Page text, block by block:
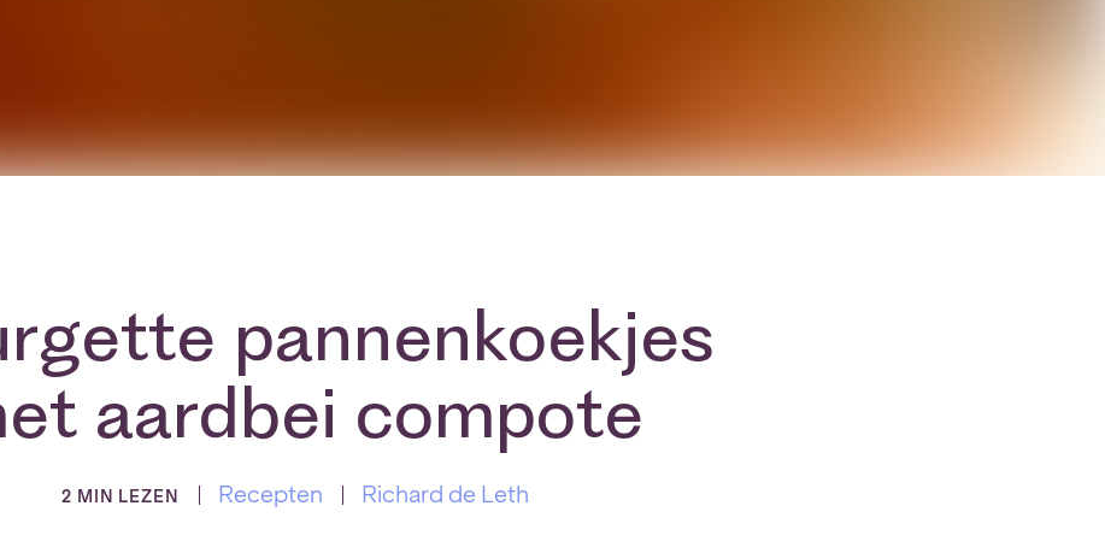
pannenkoekjes
aardbei compote
2 MIN LEZEN Recepten Richard de Leth